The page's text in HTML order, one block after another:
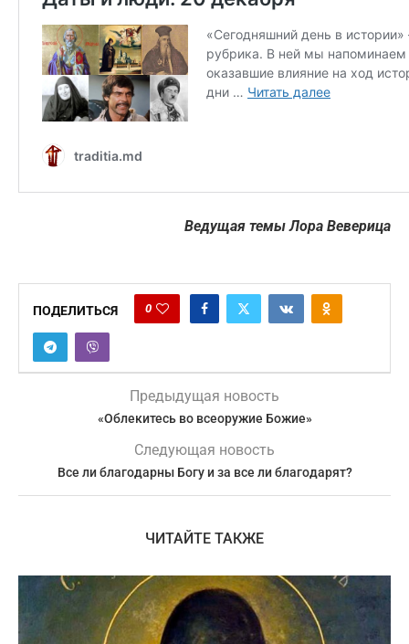
Ведущая темы Лора Веверица
ПОДЕЛИТЬСЯ 0
Предыдущая новость
«Облекитесь во всеоружие Божие»
Следующая новость
Все ли благодарны Богу и за все ли благодарят?
ЧИТАЙТЕ ТАКЖЕ